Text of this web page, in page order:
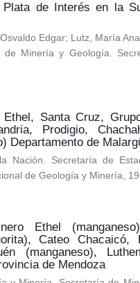
de Interés en la
Edgar; Lutz, María Ana
de Minería y Geología.
Santa Cruz,
Prodigio,
Departamento de
Nación. Secretaría de
de Geología y Minería,
Ethel
Cateo Chacaicó,
(manganeso),
de Mendoza